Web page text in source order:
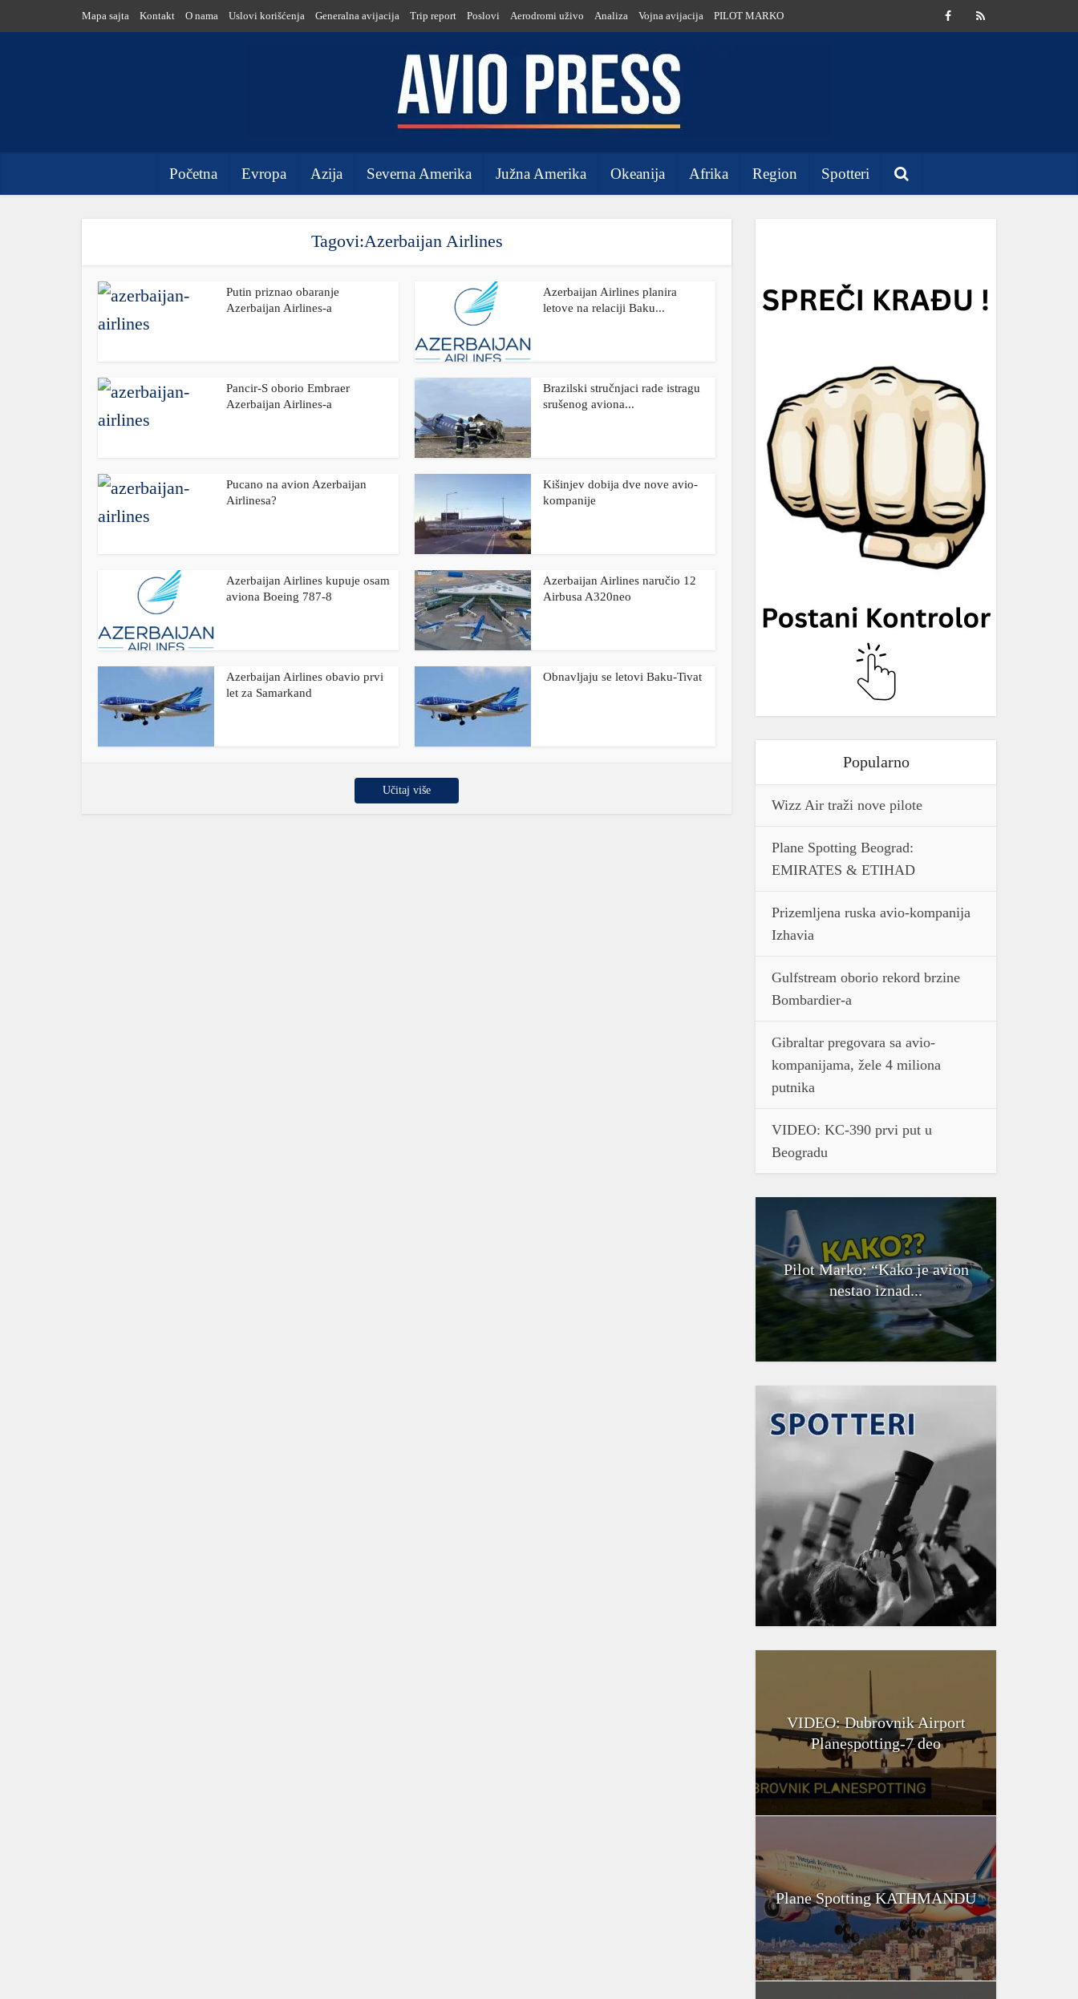
Mapa sajta Kontakt O nama Uslovi korišćenja Generalna avijacija Trip report Poslovi Aerodromi uživo Analiza Vojna avijacija PILOT MARKO
Početna Evropa Azija Severna Amerika Južna Amerika Okeanija Afrika Region Spotteri
Tagovi:Azerbaijan Airlines
Putin priznao obaranje
Azerbaijan Airlines-a
Azerbaijan Airlines planira
letove na relaciji Baku...
Pancir-S oborio Embraer
Azerbaijan Airlines-a
Brazilski stručnjaci rade istragu
srušenog aviona...
Pucano na avion Azerbaijan
Airlinesa?
Kišinjev dobija dve nove avio-
kompanije
Azerbaijan Airlines kupuje osam
aviona Boeing 787-8
Azerbaijan Airlines naručio 12
Airbusa A320neo
Azerbaijan Airlines obavio prvi
let za Samarkand
Obnavljaju se letovi Baku-Tivat
Učitaj više
Popularno
Wizz Air traži nove pilote
Plane Spotting Beograd:
EMIRATES & ETIHAD
Prizemljena ruska avio-kompanija
Izhavia
Gulfstream oborio rekord brzine
Bombardier-a
Gibraltar pregovara sa avio-
kompanijama, žele 4 miliona
putnika
VIDEO: KC-390 prvi put u
Beogradu
Pilot Marko: “Kako je avion
nestao iznad...
VIDEO: Dubrovnik Airport
Planespotting-7 deo
Plane Spotting KATHMANDU